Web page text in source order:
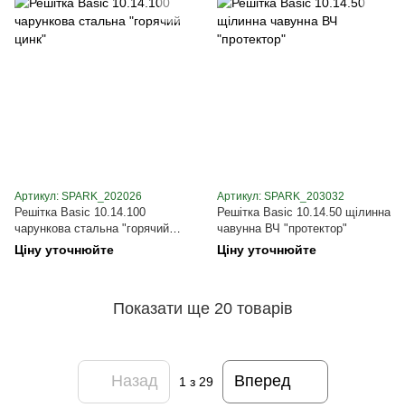
Артикул: SPARK_202026
Решітка Basic 10.14.100
чарункова стальна "горячий
цинк"
Ціну уточнюйте
Артикул: SPARK_203032
Решітка Basic 10.14.50 щілинна
чавунна ВЧ "протектор"
Ціну уточнюйте
Показати ще 20 товарів
Назад 1 з 29 Вперед